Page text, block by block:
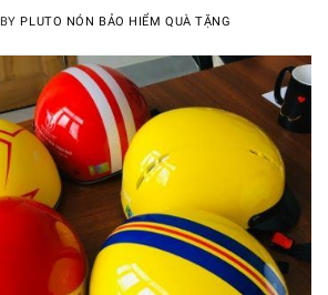
BYPLUTO NÓN BẢO HIỂM QUÀ TẶNG